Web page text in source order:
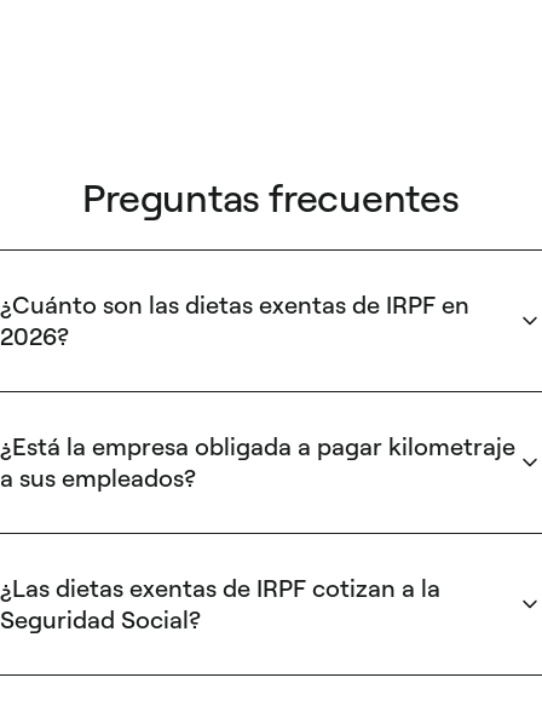
Preguntas frecuentes
¿Cuánto son las dietas exentas de IRPF en
2026?
hasta 53,34 €/día. Sin pernocta, el límite es 26,67 €/día. Para
€/día con pernocta y 48,08 €/día sin pernocta. El kilometraje
con vehículo propio está exento hasta 0,26 €/km.
¿Está la empresa obligada a pagar kilometraje
a sus empleados?
kilometraje. Sin embargo, si la empresa decide compensar el
primeros0,26 €/km quedan exentos de IRPF conforme a la
Orden HFP/792/2023 . Cualquier importe que supere esa
¿Las dietas exentas de IRPF cotizan a la
Seguridad Social?
están excluidos de la base de cotización a la Seguridad